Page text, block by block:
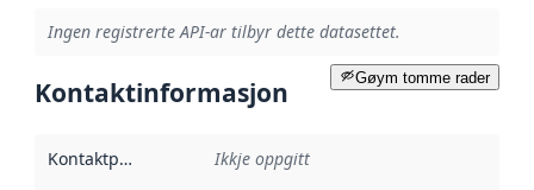
Ingen registrerte API-ar tilbyr dette datasettet.
Gøym tomme rader
Kontaktinformasjon
Kontaktpunkt Ikkje oppgitt